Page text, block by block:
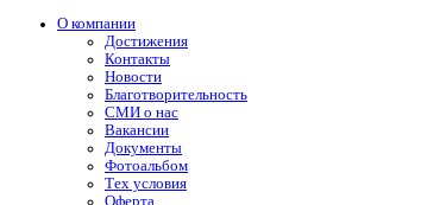
О компании
Достижения
Контакты
Новости
Благотворительность
СМИ о нас
Вакансии
Документы
Фотоальбом
Тех условия
Оферта